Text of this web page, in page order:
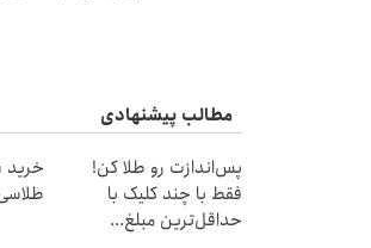
مطالب پیشنهادی
پس‌اندازت رو طلا کن!
فقط با چند کلیک با
حداقل‌ترین مبلغ...